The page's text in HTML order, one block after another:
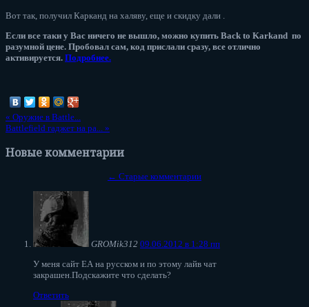
Вот так, получил Карканд на халяву, еще и скидку дали .
Если все таки у Вас ничего не вышло, можно купить Back to Karkand по
разумной цене. Пробовал сам, код прислали сразу, все отлично
активируется. Подробнее.
« Оружие в Battle...
Battlefield гаджет на ра... »
Новые комментарии
← Старые комментарии
GROMik312 09.06.2012 в 1:28 пп
У меня сайт ЕА на русском и по этому лайв чат
закрашен.Подскажите что сделать?
Ответить